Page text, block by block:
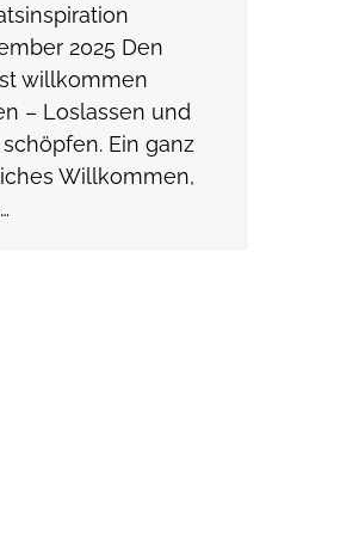
2025 Den
willkommen
– Loslassen und
Ein ganz
Willkommen,